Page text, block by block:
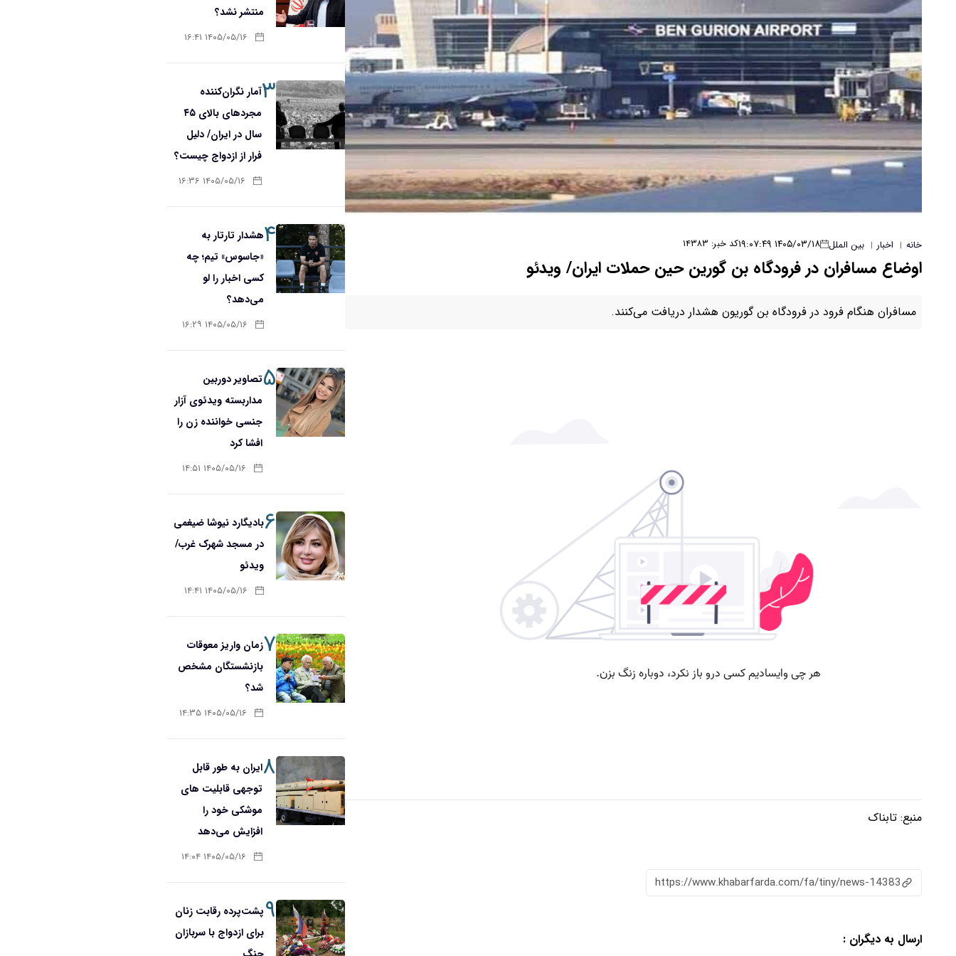
خانه | اخبار | بین الملل ۱۴۰۵/۰۳/۱۸ ۱۹:۰۷:۴۹ کد خبر: ۱۴۳۸۳
اوضاع مسافران در فرودگاه بن گورین حین حملات ایران/ ویدئو
مسافران هنگام فرود در فرودگاه بن گوریون هشدار دریافت می‌کنند.
منبع: تابناک
https://www.khabarfarda.com/fa/tiny/news-14383
ارسال به دیگران :
منتشر نشد؟
۱۴۰۵/۰۵/۱۶ ۱۶:۴۱
۳آمار نگران‌کننده
مجردهای بالای ۴۵
سال در ایران/ دلیل
فرار از ازدواج چیست؟
۱۴۰۵/۰۵/۱۶ ۱۶:۳۶
۴هشدار تارتار به
«جاسوس» تیم؛ چه
کسی اخبار را لو
می‌دهد؟
۱۴۰۵/۰۵/۱۶ ۱۶:۲۹
۵تصاویر دوربین
مداربسته ویدئوی آزار
جنسی خواننده زن را
افشا کرد
۱۴۰۵/۰۵/۱۶ ۱۴:۵۱
۶بادیگارد نیوشا ضیغمی
در مسجد شهرک غرب/
ویدئو
۱۴۰۵/۰۵/۱۶ ۱۴:۴۱
۷زمان واریز معوقات
بازنشستگان مشخص
شد؟
۱۴۰۵/۰۵/۱۶ ۱۴:۳۵
۸ایران به طور قابل
توجهی قابلیت های
موشکی خود را
افزایش می‌دهد
۱۴۰۵/۰۵/۱۶ ۱۴:۰۴
۹پشت‌پرده رقابت زنان
برای ازدواج با سربازان